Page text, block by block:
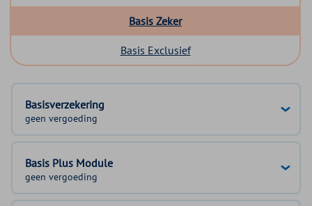
Basis Zeker
Basis Exclusief
Basisverzekering
geen vergoeding
Basis Plus Module
geen vergoeding